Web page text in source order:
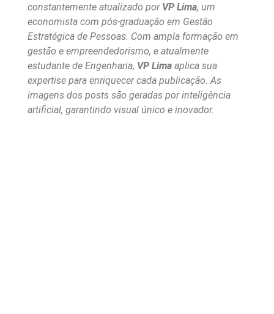
constantemente atualizado por VP Lima, um
economista com pós-graduação em Gestão
Estratégica de Pessoas. Com ampla formação em
gestão e empreendedorismo, e atualmente
estudante de Engenharia, VP Lima aplica sua
expertise para enriquecer cada publicação. As
imagens dos posts são geradas por inteligência
artificial, garantindo visual único e inovador.